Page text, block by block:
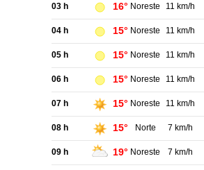
03 h 16° Noreste 11 km/h
04 h 15° Noreste 11 km/h
05 h 15° Noreste 11 km/h
06 h 15° Noreste 11 km/h
07 h 15° Noreste 11 km/h
08 h 15° Norte 7 km/h
09 h 19° Noreste 7 km/h